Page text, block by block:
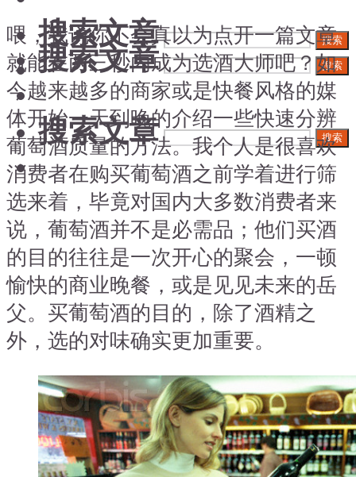
搜索文章 搜索
搜索文章 搜索
搜索文章 搜索
喂，我说你不会真以为点开一篇文章
就能在两三秒内成为选酒大师吧？如
今越来越多的商家或是快餐风格的媒
体开始一天到晚的介绍一些快速分辨
葡萄酒质量的方法。我个人是很喜欢
消费者在购买葡萄酒之前学着进行筛
选来着，毕竟对国内大多数消费者来
说，葡萄酒并不是必需品；他们买酒
的目的往往是一次开心的聚会，一顿
愉快的商业晚餐，或是见见未来的岳
父。买葡萄酒的目的，除了酒精之
外，选的对味确实更加重要。